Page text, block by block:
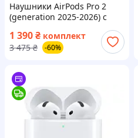
Наушники AirPods Pro 2
(generation 2025-2026) с
беспроводные аирподс про
2 кабель Type-C Lightning +
1 390₴ комплект
3 475 ₴ -60%